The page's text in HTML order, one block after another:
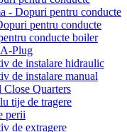
- Dopuri pentru conducte
pentru conducte
conducte boiler
Plug
de instalare hidraulic
de instalare manual
Quarters
tije de tragere
perii
de extragere